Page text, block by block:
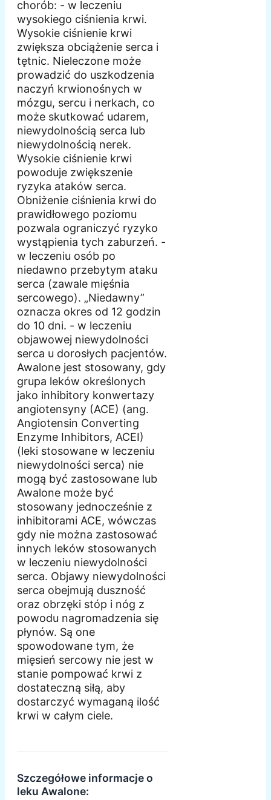
chorób: - w leczeniu
wysokiego ciśnienia krwi.
Wysokie ciśnienie krwi
zwiększa obciążenie serca i
tętnic. Nieleczone może
prowadzić do uszkodzenia
naczyń krwionośnych w
mózgu, sercu i nerkach, co
może skutkować udarem,
niewydolnością serca lub
niewydolnością nerek.
Wysokie ciśnienie krwi
powoduje zwiększenie
ryzyka ataków serca.
Obniżenie ciśnienia krwi do
prawidłowego poziomu
pozwala ograniczyć ryzyko
wystąpienia tych zaburzeń. -
w leczeniu osób po
niedawno przebytym ataku
serca (zawale mięśnia
sercowego). „Niedawny”
oznacza okres od 12 godzin
do 10 dni. - w leczeniu
objawowej niewydolności
serca u dorosłych pacjentów.
Awalone jest stosowany, gdy
grupa leków określonych
jako inhibitory konwertazy
angiotensyny (ACE) (ang.
Angiotensin Converting
Enzyme Inhibitors, ACEI)
(leki stosowane w leczeniu
niewydolności serca) nie
mogą być zastosowane lub
Awalone może być
stosowany jednocześnie z
inhibitorami ACE, wówczas
gdy nie można zastosować
innych leków stosowanych
w leczeniu niewydolności
serca. Objawy niewydolności
serca obejmują duszność
oraz obrzęki stóp i nóg z
powodu nagromadzenia się
płynów. Są one
spowodowane tym, że
mięsień sercowy nie jest w
stanie pompować krwi z
dostateczną siłą, aby
dostarczyć wymaganą ilość
krwi w całym ciele.
Szczegółowe informacje o
leku Awalone: